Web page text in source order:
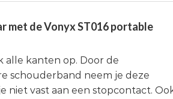
met de Vonyx ST016 portable
alle kanten op. Door de
schouderband neem je deze
niet vast aan een stopcontact.